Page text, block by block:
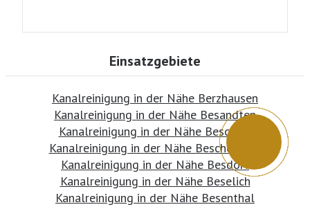
Einsatzgebiete
Kanalreinigung in der Nähe Berzhausen
Kanalreinigung in der Nähe Besandten
Kanalreinigung in der Nähe Bescheid
Kanalreinigung in der Nähe Beschendorf
Kanalreinigung in der Nähe Besdorf
Kanalreinigung in der Nähe Beselich
Kanalreinigung in der Nähe Besenthal